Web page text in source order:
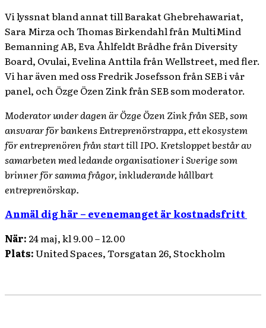
Vi lyssnat bland annat till Barakat Ghebrehawariat,
Sara Mirza och Thomas Birkendahl från MultiMind
Bemanning AB, Eva Åhlfeldt Brådhe från Diversity
Board, Ovulai, Evelina Anttila från Wellstreet, med fler.
Vi har även med oss Fredrik Josefsson från SEB i vår
panel, och Özge Özen Zink från SEB som moderator.
Moderator under dagen är Özge Özen Zink från SEB, som
ansvarar för bankens Entreprenörstrappa, ett ekosystem
för entreprenören från start till IPO. Kretsloppet består av
samarbeten med ledande organisationer i Sverige som
brinner för samma frågor, inkluderande hållbart
entreprenörskap.
Anmäl dig här – evenemanget är kostnadsfritt
När: 24 maj, kl 9.00 – 12.00
Plats:United Spaces, Torsgatan 26, Stockholm